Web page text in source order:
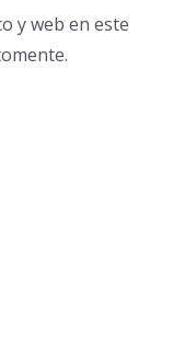
y web en este